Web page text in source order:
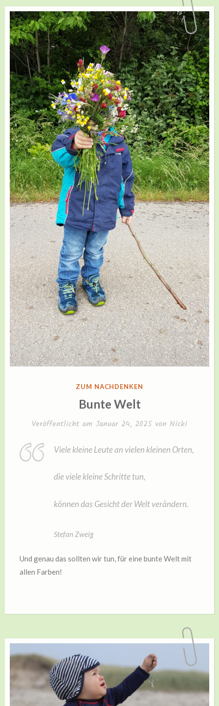
VERÖFFENTLICHT
ZUM NACHDENKEN
Bunte Welt
Veröffentlicht am Januar 24, 2025von Nicki
Viele kleine Leute an vielen kleinen Orten,
die viele kleine Schritte tun,
können das Gesicht der Welt verändern.
Stefan Zweig
Und genau das sollten wir tun, für eine bunte Welt mit
allen Farben!